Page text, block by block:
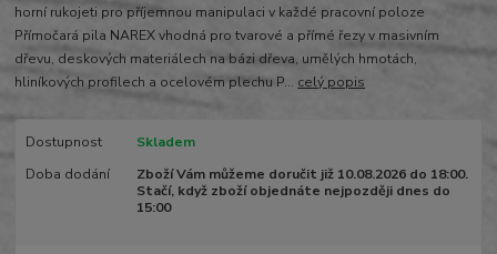
horní rukojeti pro příjemnou manipulaci v každé pracovní poloze
Přímočará pila NAREX vhodná pro tvarové a přímé řezy v masivním
dřevu, deskových materiálech na bázi dřeva, umělých hmotách,
hliníkových profilech a ocelovém plechu P... celý popis
Dostupnost
Skladem
Doba dodání
Zboží Vám můžeme doručit již 10.08.2026 do 18:00.
Stačí, když zboží objednáte nejpozději dnes do
15:00